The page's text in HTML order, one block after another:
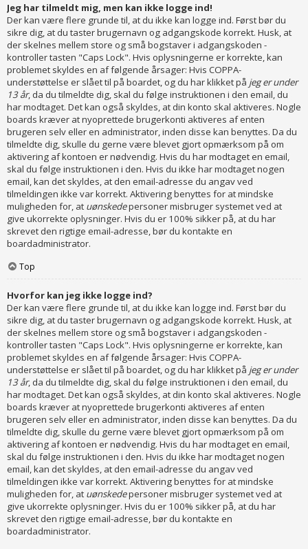
Jeg har tilmeldt mig, men kan ikke logge ind!
Der kan være flere grunde til, at du ikke kan logge ind. Først bør du
sikre dig, at du taster brugernavn og adgangskode korrekt. Husk, at
der skelnes mellem store og små bogstaver i adgangskoden -
kontroller tasten "Caps Lock". Hvis oplysningerne er korrekte, kan
problemet skyldes en af følgende årsager: Hvis COPPA-
understøttelse er slået til på boardet, og du har klikket på jeg er under
13 år, da du tilmeldte dig, skal du følge instruktionen i den email, du
har modtaget. Det kan også skyldes, at din konto skal aktiveres. Nogle
boards kræver at nyoprettede brugerkonti aktiveres af enten
brugeren selv eller en administrator, inden disse kan benyttes. Da du
tilmeldte dig, skulle du gerne være blevet gjort opmærksom på om
aktivering af kontoen er nødvendig. Hvis du har modtaget en email,
skal du følge instruktionen i den. Hvis du ikke har modtaget nogen
email, kan det skyldes, at den email-adresse du angav ved
tilmeldingen ikke var korrekt. Aktivering benyttes for at mindske
muligheden for, at uønskedepersoner misbruger systemet ved at
give ukorrekte oplysninger. Hvis du er 100% sikker på, at du har
skrevet den rigtige email-adresse, bør du kontakte en
boardadministrator.
Top
Hvorfor kan jeg ikke logge ind?
Der kan være flere grunde til, at du ikke kan logge ind. Først bør du
sikre dig, at du taster brugernavn og adgangskode korrekt. Husk, at
der skelnes mellem store og små bogstaver i adgangskoden -
kontroller tasten "Caps Lock". Hvis oplysningerne er korrekte, kan
problemet skyldes en af følgende årsager: Hvis COPPA-
understøttelse er slået til på boardet, og du har klikket på jeg er under
13 år, da du tilmeldte dig, skal du følge instruktionen i den email, du
har modtaget. Det kan også skyldes, at din konto skal aktiveres. Nogle
boards kræver at nyoprettede brugerkonti aktiveres af enten
brugeren selv eller en administrator, inden disse kan benyttes. Da du
tilmeldte dig, skulle du gerne være blevet gjort opmærksom på om
aktivering af kontoen er nødvendig. Hvis du har modtaget en email,
skal du følge instruktionen i den. Hvis du ikke har modtaget nogen
email, kan det skyldes, at den email-adresse du angav ved
tilmeldingen ikke var korrekt. Aktivering benyttes for at mindske
muligheden for, at uønskedepersoner misbruger systemet ved at
give ukorrekte oplysninger. Hvis du er 100% sikker på, at du har
skrevet den rigtige email-adresse, bør du kontakte en
boardadministrator.